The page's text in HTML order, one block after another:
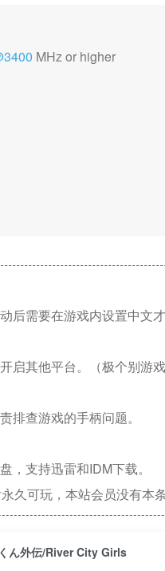
MHz or higher
后需要在游戏内设置中文
启其他平台。（极个别游
查游戏的手柄问题。
支持迅雷和IDM下载。
久可玩，本站会员没有本
ん外伝/River City Girls